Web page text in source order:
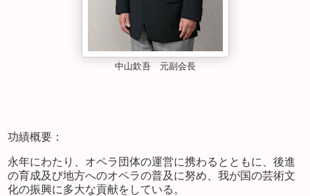
中山欽吾 元副会長
功績概要：
永年にわたり、オペラ団体の運営に携わるとともに、後進
の育成及び地方へのオペラの普及に努め、我が国の芸術文
化の振興に多大な貢献をしている。